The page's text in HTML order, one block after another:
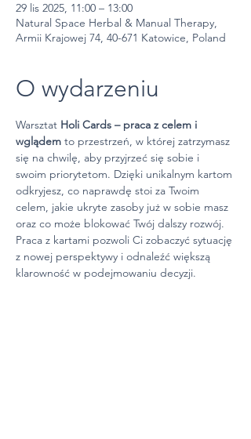
29 lis 2025, 11:00 – 13:00
Natural Space Herbal & Manual Therapy,
Armii Krajowej 74, 40-671 Katowice, Poland
O wydarzeniu
Warsztat Holi Cards – praca z celem i
wglądem to przestrzeń, w której zatrzymasz
się na chwilę, aby przyjrzeć się sobie i
swoim priorytetom. Dzięki unikalnym kartom
odkryjesz, co naprawdę stoi za Twoim
celem, jakie ukryte zasoby już w sobie masz
oraz co może blokować Twój dalszy rozwój.
Praca z kartami pozwoli Ci zobaczyć sytuację
z nowej perspektywy i odnaleźć większą
klarowność w podejmowaniu decyzji.